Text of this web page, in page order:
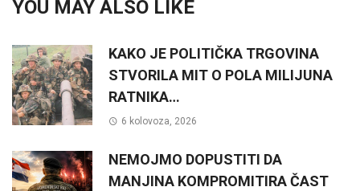
YOU MAY ALSO LIKE
KAKO JE POLITIČKA TRGOVINA
STVORILA MIT O POLA MILIJUNA
RATNIKA…
6 kolovoza, 2026
NEMOJMO DOPUSTITI DA
MANJINA KOMPROMITIRA ČAST